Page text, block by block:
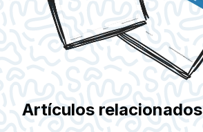
Artículos relacionados